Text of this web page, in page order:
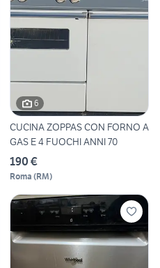
6
CUCINA ZOPPAS CON FORNO A
GAS E 4 FUOCHI ANNI 70
190 €
Roma (RM)